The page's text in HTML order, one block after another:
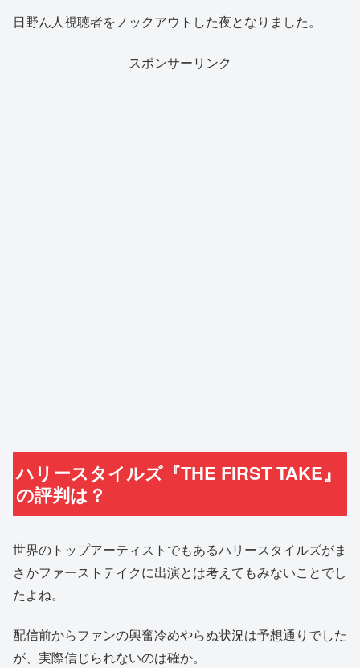
日野ん人視聴者をノックアウトした夜となりました。
スポンサーリンク
ハリースタイルズ『THE FIRST TAKE』
の評判は？
世界のトップアーティストでもあるハリースタイルズがま
さかファーストテイクに出演とは考えてもみないことでし
たよね。
配信前からファンの興奮冷めやらぬ状況は予想通りでした
が、実際信じられないのは確か。